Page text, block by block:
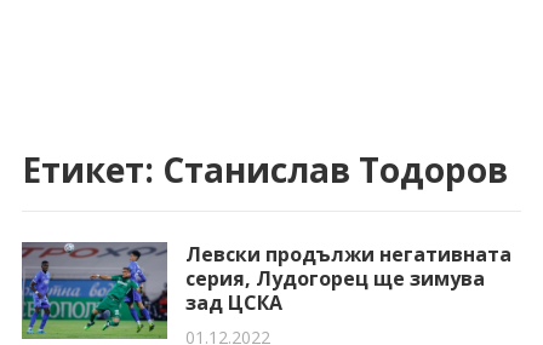
Етикет: Станислав Тодоров
Левски продължи негативната
серия, Лудогорец ще зимува
зад ЦСКА
01.12.2022